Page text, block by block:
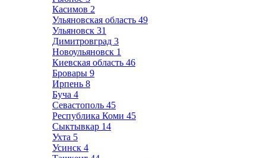
Касимов 2
Ульяновская область 49
Ульяновск 31
Димитровград 3
Новоульяновск 1
Киевская область 46
Бровары 9
Ирпень 8
Буча 4
Севастополь 45
Республика Коми 45
Сыктывкар 14
Ухта 5
Усинск 4